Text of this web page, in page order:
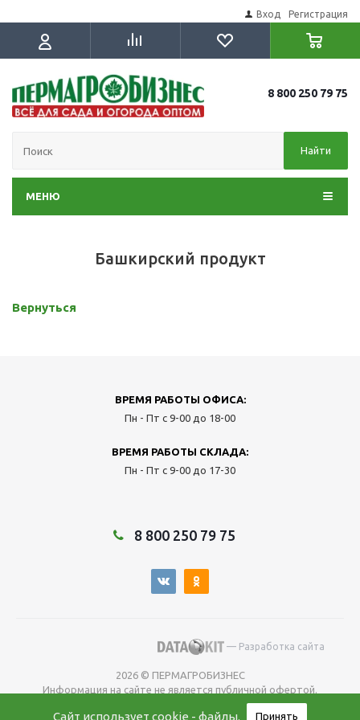
Вход Регистрация
8 800 250 79 75
Найти
МЕНЮ
Башкирский продукт
Вернуться
ВРЕМЯ РАБОТЫ ОФИСА:
Пн - Пт с 9-00 до 18-00
ВРЕМЯ РАБОТЫ СКЛАДА:
Пн - Пт с 9-00 до 17-30
8 800 250 79 75
— Разработка сайта
2026 © ПЕРМАГРОБИЗНЕС
Информация на сайте не является публичной офертой.
Сайт использует cookie - файлы. Принять